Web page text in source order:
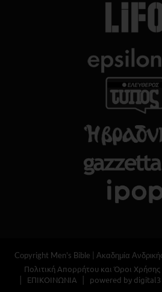
Copyright Men's Bible | Ακαδημία
Πολιτική Απορρήτου και Όροι Χρήσης
ΕΠΙΚΟΙΝΩΝΙΑ
powered by digital3